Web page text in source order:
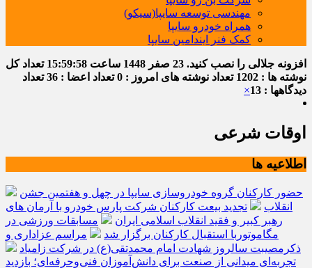
مهندسی توسعه سایپا(سیکو)
همراه خودرو سایپا
کمک فنر ایندامین سایپا
افزونه جلالی را نصب کنید. 23 صفر 1448 ساعت 15:59:58 تعداد کل
نوشته ها : 1202
تعداد نوشته های امروز : 0 تعداد اعضا : 36
تعداد
دیدگاهها : 13
×
اوقات شرعی
اطلاعیه ها
حضور کارکنان گروه خودروسازی سایپا در چهل و هفتمین جشن
انقلاب
تجدید بیعت کارکنان شرکت پارس خودرو با آرمان های
رهبر کبیر و فقید انقلاب اسلامی ایران
مسابقات ورزشی در
مگاموتوربا استقبال کارکنان برگزار شد
مراسم عزاداری و
ذکرمصیبت سالروز شهادت امام محمدتقی(ع) در شرکت زامیاد
تجربه‌ای میدانی از صنعت برای دانش‌آموزان فنی‌وحرفه‌ای؛ بازدید